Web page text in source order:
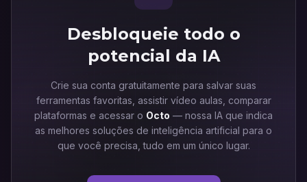
Desbloqueie todo o
potencial da IA
Crie sua conta gratuitamente para salvar suas
ferramentas favoritas, assistir vídeo aulas, comparar
plataformas e acessar o Octo — nossa IA que indica
as melhores soluções de inteligência artificial para o
que você precisa, tudo em um único lugar.